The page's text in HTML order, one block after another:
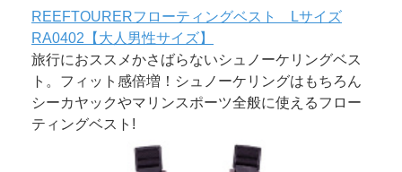
REEFTOURERフローティングベスト Lサイズ
RA0402【大人男性サイズ】
旅行におススメかさばらないシュノーケリングベス
ト。フィット感倍増！シュノーケリングはもちろん
シーカヤックやマリンスポーツ全般に使えるフロー
ティングベスト!